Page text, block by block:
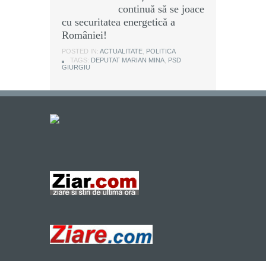
continuă să se joace
cu securitatea energetică a
României!
POSTED IN: ACTUALITATE POLITICA
TAGS: DEPUTAT MARIAN MINA PSD
GIURGIU